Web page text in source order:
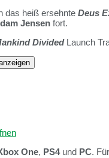
das heiß ersehnte Deus
Jensen fort.
DividedLaunch
One, PS4und PC.